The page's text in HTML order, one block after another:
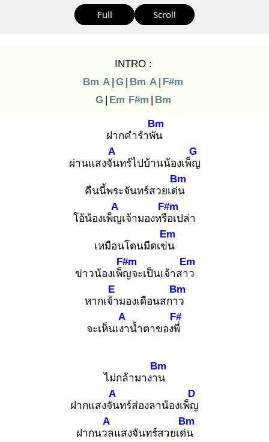
Full Scroll
INTRO :
Bm A | G | Bm A | F#m
G | Em F#m | Bm
ฝากคำรำพัน
Bm
ผ่านแสงจัน
A
ทร์ไปบ้านน้องเพ็ญ
G
คืนนี้พระจันทร์สวยเด่น
Bm
โอ้น้องเพ็ญ
A
เจ้ามองหรือ
F#m
เปล่า
เหมือนโดนมีดเข่น
Em
ข่าวน้องเพ็ญ
F#m
จะเป็นเจ้าสาว
Em
หากเจ้า
E
มองเดือนสกาว
Bm
จะเห็นเงา
A
น้ำตาของพี่
F#
ไม่กล้ามางาน
Bm
ฝากแสงจัน
A
ทร์ส่องลาน้องเพ็ญ
D
ฝากนวล
A
แสงจันทร์สวยเด่น
Bm